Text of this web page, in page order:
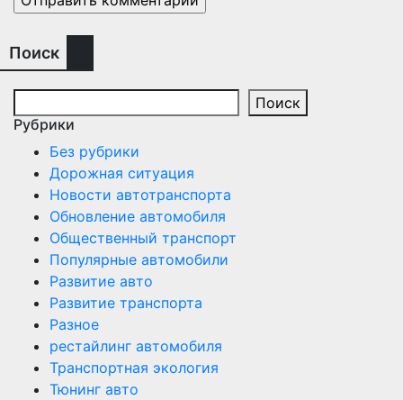
Поиск
Поиск
Рубрики
Без рубрики
Дорожная ситуация
Новости автотранспорта
Обновление автомобиля
Общественный транспорт
Популярные автомобили
Развитие авто
Развитие транспорта
Разное
рестайлинг автомобиля
Транспортная экология
Тюнинг авто